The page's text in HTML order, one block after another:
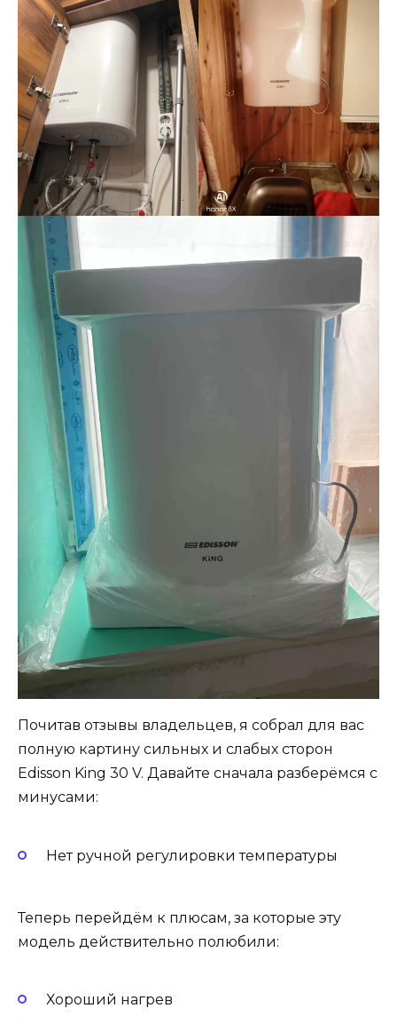
Почитав отзывы владельцев, я собрал для вас
полную картину сильных и слабых сторон
Edisson King 30 V. Давайте сначала разберёмся с
минусами:
Нет ручной регулировки температуры
Теперь перейдём к плюсам, за которые эту
модель действительно полюбили:
Хороший нагрев